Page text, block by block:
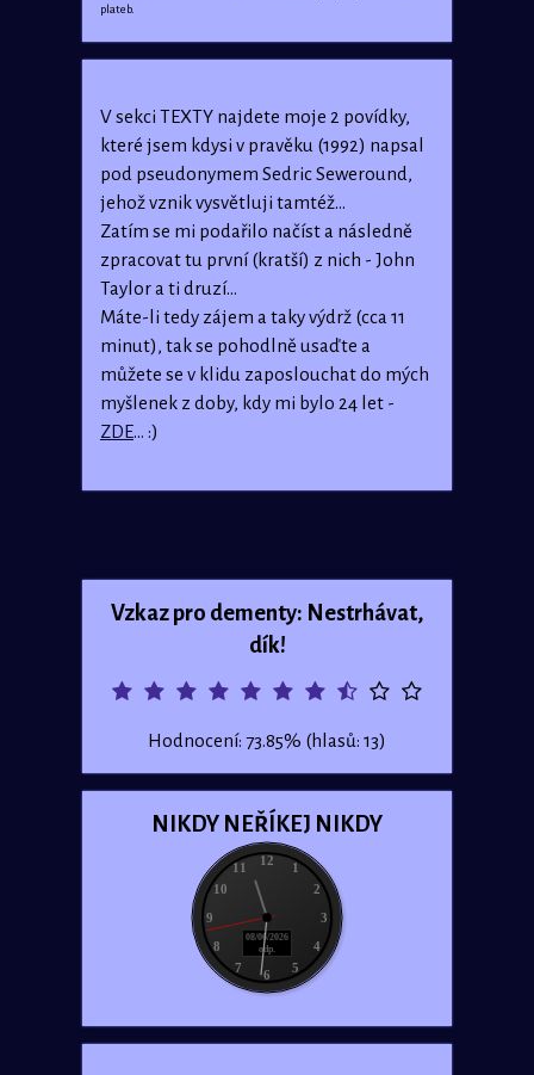
plateb.
V sekci TEXTY najdete moje 2 povídky,
které jsem kdysi v pravěku (1992) napsal
pod pseudonymem Sedric Seweround,
jehož vznik vysvětluji tamtéž...
Zatím se mi podařilo načíst a následně
zpracovat tu první (kratší) z nich - John
Taylor a ti druzí...
Máte-li tedy zájem a taky výdrž (cca 11
minut), tak se pohodlně usaďte a
můžete se v klidu zaposlouchat do mých
myšlenek z doby, kdy mi bylo 24 let -
ZDE... :)
Vzkaz pro dementy: Nestrhávat,
dík!
Hodnocení: 73.85% (hlasů: 13)
NIKDY NEŘÍKEJ NIKDY
1
2
3
4
5
6
7
8
9
10
11 12
08/06/2026
odp.